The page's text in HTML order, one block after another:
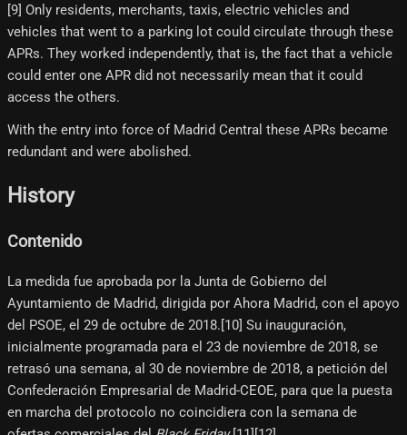
[9] Only residents, merchants, taxis, electric vehicles and
vehicles that went to a parking lot could circulate through these
APRs. They worked independently, that is, the fact that a vehicle
could enter one APR did not necessarily mean that it could
access the others.
With the entry into force of Madrid Central these APRs became
redundant and were abolished.
History
Contenido
La medida fue aprobada por la Junta de Gobierno del
Ayuntamiento de Madrid, dirigida por Ahora Madrid, con el apoyo
del PSOE, el 29 de octubre de 2018.[10]​ Su inauguración,
inicialmente programada para el 23 de noviembre de 2018, se
retrasó una semana, al 30 de noviembre de 2018, a petición del
Confederación Empresarial de Madrid-CEOE, para que la puesta
en marcha del protocolo no coincidiera con la semana de